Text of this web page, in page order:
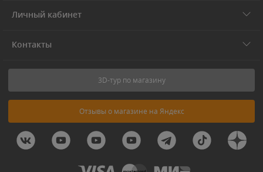
Личный кабинет
Контакты
3D-тур по магазину
Отзывы о магазине на Яндекс